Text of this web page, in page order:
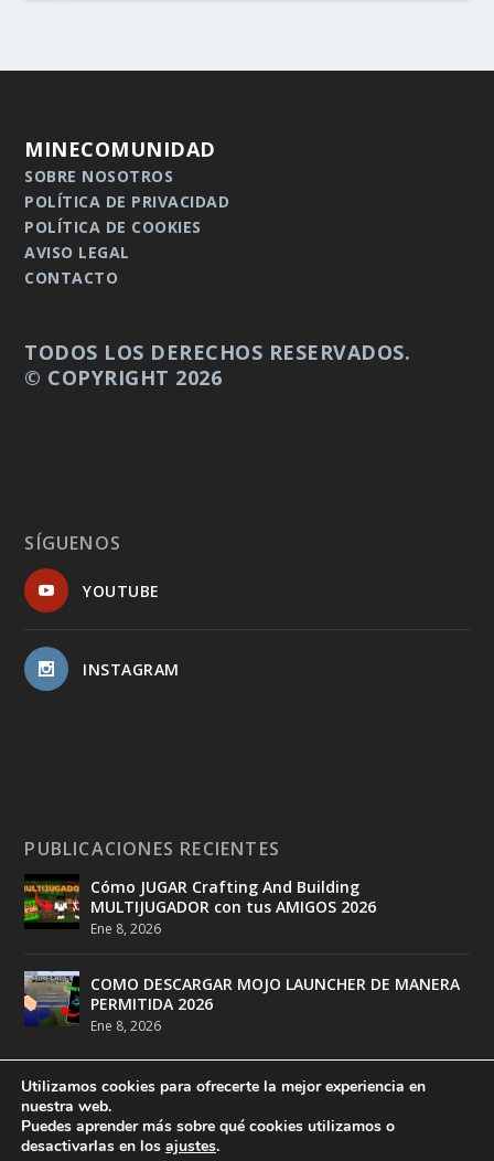
MINECOMUNIDAD
SOBRE NOSOTROS
POLÍTICA DE PRIVACIDAD
POLÍTICA DE COOKIES
AVISO LEGAL
CONTACTO
TODOS LOS DERECHOS RESERVADOS.
© COPYRIGHT 2026
SÍGUENOS
YOUTUBE
INSTAGRAM
PUBLICACIONES RECIENTES
Cómo JUGAR Crafting And Building
MULTIJUGADOR con tus AMIGOS 2026
Ene 8, 2026
COMO DESCARGAR MOJO LAUNCHER DE MANERA
PERMITIDA 2026
Ene 8, 2026
Diseñado porDeathMatch Studios
Utilizamos cookies para ofrecerte la mejor experiencia en
nuestra web.
Puedes aprender más sobre qué cookies utilizamos o
desactivarlas en los ajustes.